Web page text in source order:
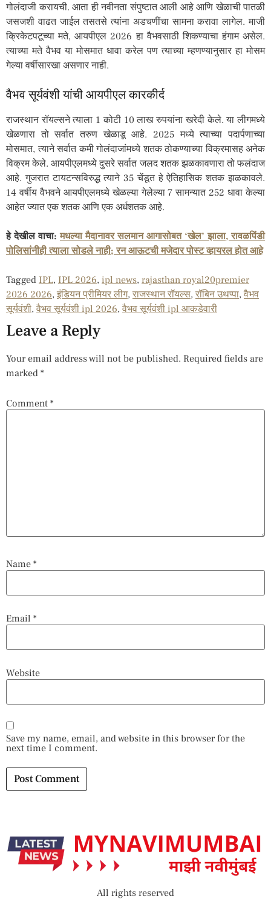
गोलंदाजी करायची. आता ही नवीनता संपुष्टात आली आहे आणि खेळाची पातळी
जसजशी वाढत जाईल तसतसे त्यांना अडचणींचा सामना करावा लागेल. माजी
क्रिकेटपटूच्या मते, आयपीएल 2026 हा वैभवसाठी शिकण्याचा हंगाम असेल.
त्याच्या मते वैभव या मोसमात धावा करेल पण त्याच्या म्हणण्यानुसार हा मोसम
गेल्या वर्षीसारखा असणार नाही.
वैभव सूर्यवंशी यांची आयपीएल कारकीर्द
राजस्थान रॉयल्सने त्याला 1 कोटी 10 लाख रुपयांना खरेदी केले. या लीगमध्ये
खेळणारा तो सर्वात तरुण खेळाडू आहे. 2025 मध्ये त्याच्या पदार्पणाच्या
मोसमात, त्याने सर्वात कमी गोलंदाजांमध्ये शतक ठोकण्याच्या विक्रमासह अनेक
विक्रम केले. आयपीएलमध्ये दुसरे सर्वात जलद शतक झळकावणारा तो फलंदाज
आहे. गुजरात टायटन्सविरुद्ध त्याने 35 चेंडूत हे ऐतिहासिक शतक झळकावले.
14 वर्षीय वैभवने आयपीएलमध्ये खेळल्या गेलेल्या 7 सामन्यात 252 धावा केल्या
आहेत ज्यात एक शतक आणि एक अर्धशतक आहे.
हे देखील वाचा:मधल्या मैदानावर सलमान आगासोबत ‘खेल’ झाला, रावळपिंडी
पोलिसांनीही त्याला सोडले नाही; रन आऊटची मजेदार पोस्ट व्हायरल होत आहे
Tagged IPL, IPL 2026, ipl news, rajasthan royal20premier
2026 2026, इंडियन प्रीमियर लीग, राजस्थान रॉयल्स, रॉबिन उथप्पा, वैभव
सूर्यवंशी, वैभव सूर्यवंशी ipl 2026, वैभव सूर्यवंशी ipl आकडेवारी
Leave a Reply
Your email address will not be published. Required fields are
marked *
Comment *
Name *
Email *
Website
Save my name, email, and website in this browser for the
next time I comment.
All rights reserved